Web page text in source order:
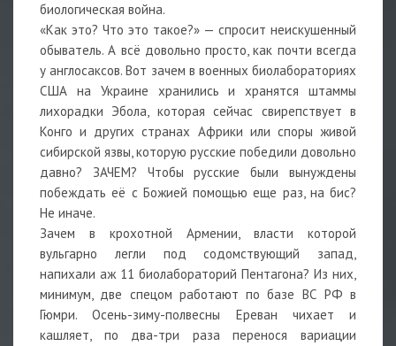
биологическая война.
«Как это? Что это такое?» — спросит неискушенный
обыватель. А всё довольно просто, как почти всегда
у англосаксов. Вот зачем в военных биолабораториях
США на Украине хранились и хранятся штаммы
лихорадки Эбола, которая сейчас свирепствует в
Конго и других странах Африки или споры живой
сибирской язвы, которую русские победили довольно
давно? ЗАЧЕМ? Чтобы русские были вынуждены
побеждать её с Божией помощью еще раз, на бис?
Не иначе.
Зачем в крохотной Армении, власти которой
вульгарно легли под содомствующий запад,
напихали аж 11 биолабораторий Пентагона? Из них,
минимум, две спецом работают по базе ВС РФ в
Гюмри. Осень-зиму-полвесны Ереван чихает и
кашляет, по два-три раза перенося вариации